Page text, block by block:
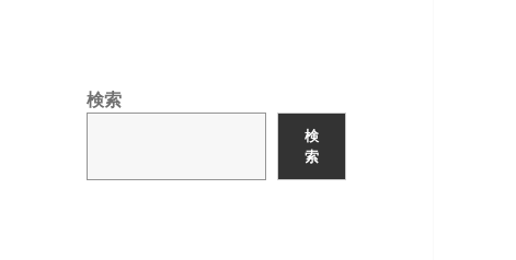
検索
検
索